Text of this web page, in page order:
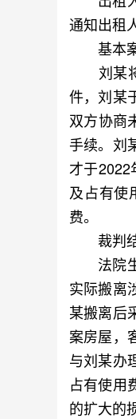
通知出租
基本
刘某将
件，刘某
双方协商
手续。刘
才于2022
及占有使
费。
裁判
法院生
实际搬离
某搬离后
案房屋，
与刘某办
占有使用
的扩大的